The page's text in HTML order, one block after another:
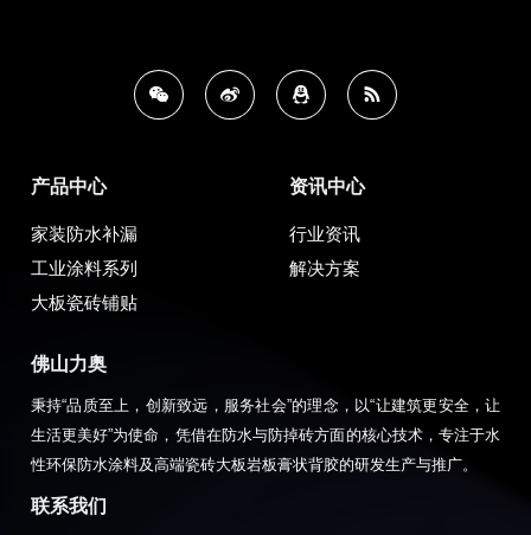
产品中心
家装防水补漏
工业涂料系列
大板瓷砖铺贴
资讯中心
行业资讯
解决方案
佛山力奥
秉持“品质至上，创新致远，服务社会”的理念，以“让建筑更安全，让
生活更美好”为使命，凭借在防水与防掉砖方面的核心技术，专注于水
性环保防水涂料及高端瓷砖大板岩板膏状背胶的研发生产与推广。
联系我们